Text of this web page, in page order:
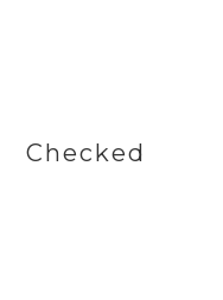
Checked